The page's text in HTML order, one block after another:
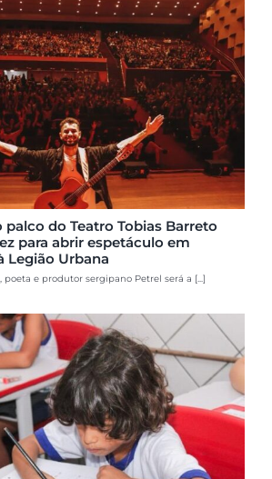
palco do Teatro Tobias Barreto
para abrir espetáculo em
Legião Urbana
e produtor sergipano Petrel será a [...]